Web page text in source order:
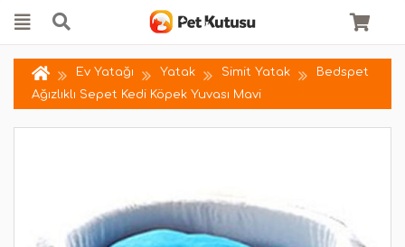
Ev Yatağı Yatak Simit Yatak
Bedspet
Ağızlıklı Sepet Kedi Köpek Yuvası Mavi